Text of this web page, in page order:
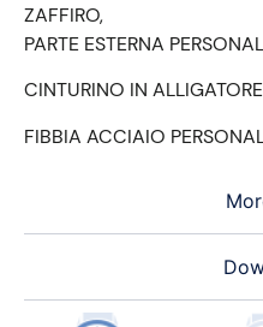
ZAFFIRO,
PARTE ESTERNA
CINTURINO IN ALLIGATORE
FIBBIA ACCIAIO